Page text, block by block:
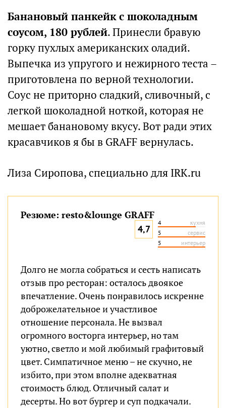
Банановый панкейк с шоколадным
соусом, 180 рублей. Принесли бравую
горку пухлых американских оладий.
Выпечка из упругого и нежирного теста –
приготовлена по верной технологии.
Соус не приторно сладкий, сливочный, с
легкой шоколадной ноткой, которая не
мешает банановому вкусу. Вот ради этих
красавчиков я бы в GRAFF вернулась.
Лиза Сиропова, специально для IRK.ru
Резюме: resto&lounge GRAFF
4,7
4
кухня
5
сервис
5
интерьер
Долго не могла собраться и сесть написать
отзыв про ресторан: осталось двоякое
впечатление. Очень понравилось искренне
доброжелательное и участливое
отношение персонала. Не вызвал
огромного восторга интерьер, но там
уютно, светло и мой любимый графитовый
цвет. Симпатичное меню – не скучно, не
избито, при этом вполне адекватная
стоимость блюд. Отличный салат и
десерты. Но вот бургер и суп подкачали.